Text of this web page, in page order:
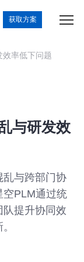
获取方案
效率低下问题
与研发效
乱与跨部门协
空PLM通过统
提升协同效